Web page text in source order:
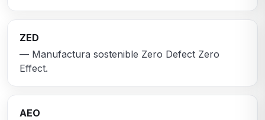
ZED
— Manufactura sostenible Zero Defect Zero
Effect.
AEO